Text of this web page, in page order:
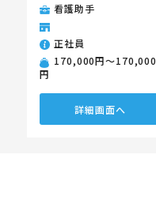
看護助手
正社員
170,000円〜170,000
円
詳細画面へ